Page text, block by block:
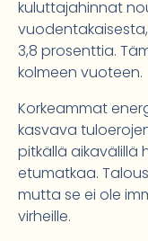
kuluttajahinnat
3,8 prosenttia.
kolmeen vuoteen.
Korkeammat
kasvava
pitkällä aikavälillä
etumatkaa.
mutta se ei ole
virheille.